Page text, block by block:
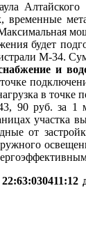
будет
М-34.
и
точке
в точке
90 руб. за
участка
от
22:63:030411:12